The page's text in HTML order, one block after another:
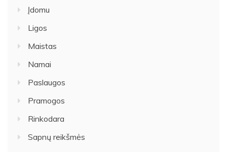
Įdomu
Ligos
Maistas
Namai
Paslaugos
Pramogos
Rinkodara
Sapnų reikšmės